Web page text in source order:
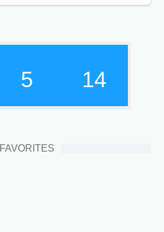
5 15
FAVORITES